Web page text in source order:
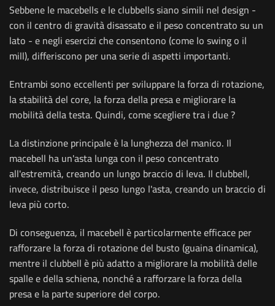
Sebbene le macebells e le clubbells siano simili nel design -
con il centro di gravità disassato e il peso concentrato su un
lato - e negli esercizi che consentono (come lo swing o il
mill), differiscono per una serie di aspetti importanti.
Entrambi sono eccellenti per sviluppare la forza di rotazione,
la stabilità del core, la forza della presa e migliorare la
mobilità della testa. Quindi, come scegliere tra i due ?
La distinzione principale è la lunghezza del manico. Il
macebell ha un'asta lunga con il peso concentrato
all'estremità, creando un lungo braccio di leva. Il clubbell,
invece, distribuisce il peso lungo l'asta, creando un braccio di
leva più corto.
Di conseguenza, il macebell è particolarmente efficace per
rafforzare la forza di rotazione del busto (guaina dinamica),
mentre il clubbell è più adatto a migliorare la mobilità delle
spalle e della schiena, nonché a rafforzare la forza della
presa e la parte superiore del corpo.